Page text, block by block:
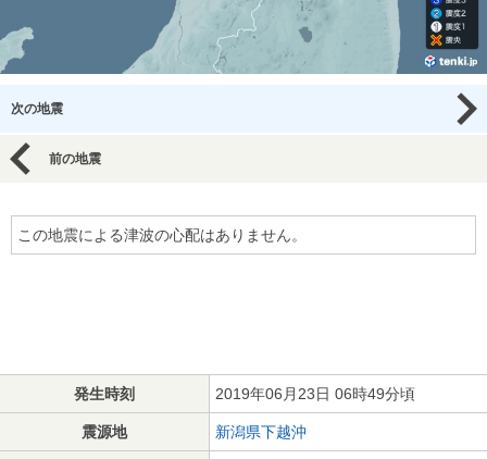
次の地震
前の地震
この地震による津波の心配はありません。
発生時刻 2019年06月23日 06時49分頃
震源地 新潟県下越沖